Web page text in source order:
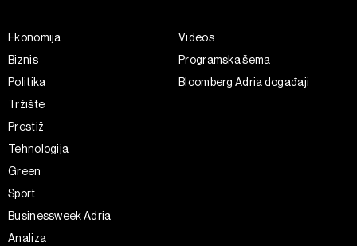
Ekonomija
Biznis
Politika
Tržište
Prestiž
Tehnologija
Green
Sport
Businessweek Adria
Analiza
Videos
Programska šema
Bloomberg Adria događaji